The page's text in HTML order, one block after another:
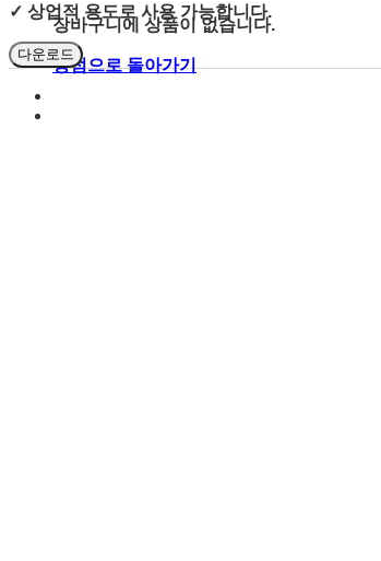
장바구니에 상품이 없습니다.
상점으로 돌아가기
✓ 상업적 용도로 사용 가능합니다.
다운로드